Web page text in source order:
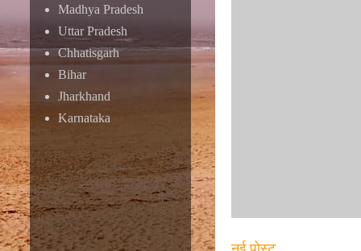
Madhya Pradesh
Uttar Pradesh
Chhatisgarh
Bihar
Jharkhand
Karnataka